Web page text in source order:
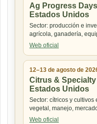
Ag Progress
Estados Unidos
Sector: producción e
agrícola, ganadería,
Web oficial
12–13 de agosto de
Citrus & Specialty
Estados Unidos
Sector: cítricos y cultivos
vegetal, manejo,
Web oficial